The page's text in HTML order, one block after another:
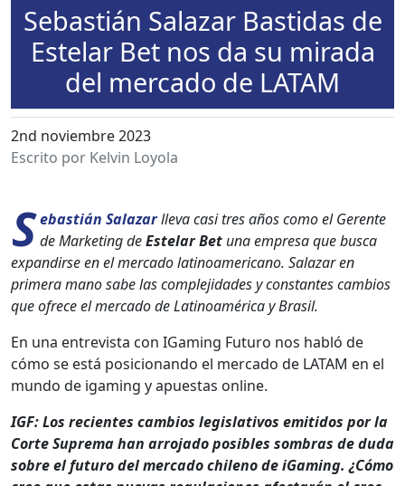
Sebastián Salazar Bastidas de
Estelar Bet nos da su mirada
del mercado de LATAM
2nd noviembre 2023
Escrito por Kelvin Loyola
Sebastián Salazarlle­va casi tres años como el Ger­ente
de Mar­ket­ing deEste­lar Bet una empre­sa que bus­ca
expandirse en el mer­ca­do lati­noamer­i­cano. Salazar en
primera mano sabe las com­ple­ji­dades y con­stantes cam­bios
que ofrece el mer­ca­do de Lati­noaméri­ca y Brasil.
En una entre­vista con IGam­ing Futuro nos habló de
cómo se está posi­cio­nan­do el mer­ca­do de LATAM en el
mun­do de igam­ing y apues­tas online.
IGF: Los recientes cam­bios leg­isla­tivos emi­ti­dos por la
Corte Supre­ma han arro­ja­do posi­bles som­bras de duda
sobre el futuro del mer­ca­do chileno de iGam­ing. ¿Cómo